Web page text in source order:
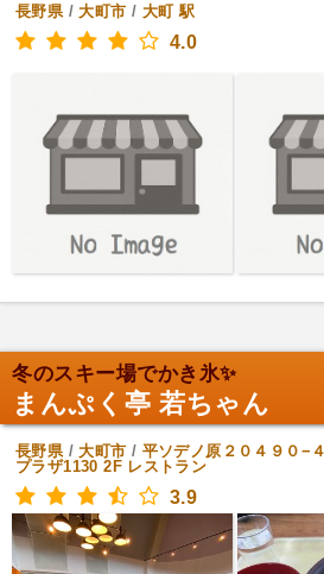
長野県/大町市 / 大町 駅
4.0
冬のスキー場でかき氷✨
まんぷく亭 若ちゃん
長野県/大町市 / 平ソデノ原２０４９０−
プラザ1130 2F レストラン
3.9